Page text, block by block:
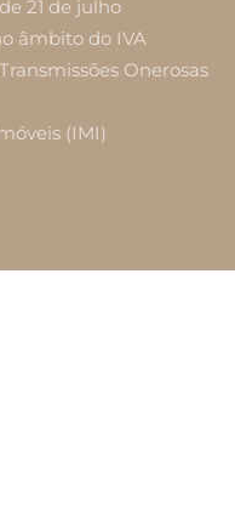
21 de julho
âmbito do IVA
Onerosas
(IMI)